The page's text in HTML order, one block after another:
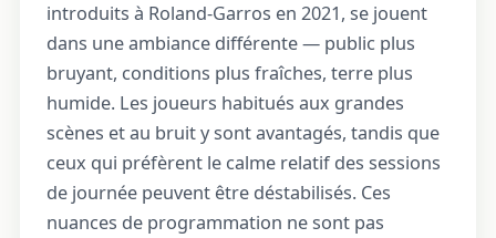
introduits à Roland-Garros en 2021, se jouent
dans une ambiance différente — public plus
bruyant, conditions plus fraîches, terre plus
humide. Les joueurs habitués aux grandes
scènes et au bruit y sont avantagés, tandis que
ceux qui préfèrent le calme relatif des sessions
de journée peuvent être déstabilisés. Ces
nuances de programmation ne sont pas